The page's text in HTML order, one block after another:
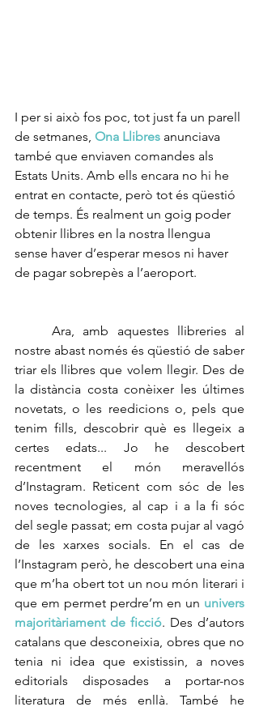
I per si això fos poc, tot just fa un parell
de setmanes, Ona Llibres anunciava
també que enviaven comandes als
Estats Units. Amb ells encara no hi he
entrat en contacte, però tot és qüestió
de temps. És realment un goig poder
obtenir llibres en la nostra llengua
sense haver d’esperar mesos ni haver
de pagar sobrepès a l’aeroport.
	Ara, amb aquestes llibreries al
nostre abast només és qüestió de saber
triar els llibres que volem llegir. Des de
la distància costa conèixer les últimes
novetats, o les reedicions o, pels que
tenim fills, descobrir què es llegeix a
certes edats... Jo he descobert
recentment el món meravellós
d’Instagram. Reticent com sóc de les
noves tecnologies, al cap i a la fi sóc
del segle passat; em costa pujar al vagó
de les xarxes socials. En el cas de
l’Instagram però, he descobert una eina
que m’ha obert tot un nou món literari i
que em permet perdre’m en un univers
majoritàriament de ficció. Des d’autors
catalans que desconeixia, obres que no
tenia ni idea que existissin, a noves
editorials disposades a portar-nos
literatura de més enllà. També he